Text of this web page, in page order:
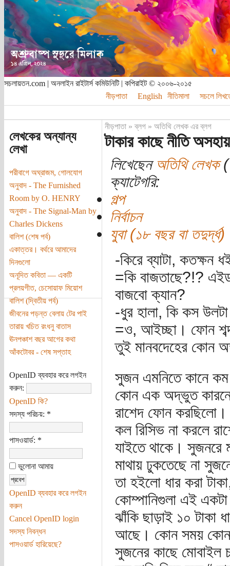
সচলায়তন.com | অনলাইন রাইটার্স কমিউনিটি | কপিরাইট © ২০০৬-২০১৫
নীড়পাতা
English নীতিমালা সচলে
লেখকের অন্যান্য
লেখা
পরীবাগে অঘ্রাজম, গোলযোগ
অনুবাদ - The Furnished
Room by O. HENRY
অনুবাদ - The Signal-Man by
Charles Dickens
বালিশ (শেষ পর্ব)
একাত্তর। বর্থরে আমাদের
দিনগুলো
অনূদিত কবিতা — একটি
প্রলয়গীত, চেসোয়াফ মিয়োশ
বালিশ (দ্বিতীয় পর্ব)
জীবনের পড়ন্ত বেলায় টের পাই
তারায় খচিত রংধনু বাতাস
ঊনপঞ্চাশ বছর আগের কথা
আঁকটোবর - শেষ সপ্তাহ
OpenID ব্যবহার করে লগইন
করুন:
OpenID কি?
সদস্য পরিচয়: *
পাসওয়ার্ড: *
ভুলোনা আমায়
OpenID ব্যবহার করে লগইন
করুন
Cancel OpenID login
সদস্য নিবন্ধন
পাসওয়ার্ড হারিয়েছে?
নীড়পাতা»ব্লগ» অতিথি লেখক এর ব্লগ
টাকার কাছে নীতি
লিখেছেন অতিথি লেখক
ক্যাটেগরি:
গল্প
নির্বাচন
যুবা (১৮ বছর বা তদুর্দ্ধ)
-কিরে ব্যাটা, কতক্ষন
=কি বাজতাছে?!?
বাজবো ক্যান?
-ধুর হালা, কি কস
=ও, আইচ্ছা। ফোন
তুই মানবদেহের কোন
সুজন এমনিতে কানে কম
কোন এক অদ্ভুত কারনে
রাশেদ ফোন
কল রিসিভ না করলে
যাইতে থাকে। সুজনরে
মাথায় ঢুকতেছে না
তা হইলো ধার করা
কোম্পানিগুলা এই
ঝাঁকি ছাড়াই ১০ টাকা
আছে। কোন সময় কোন
সুজনের কাছে মোবাইল